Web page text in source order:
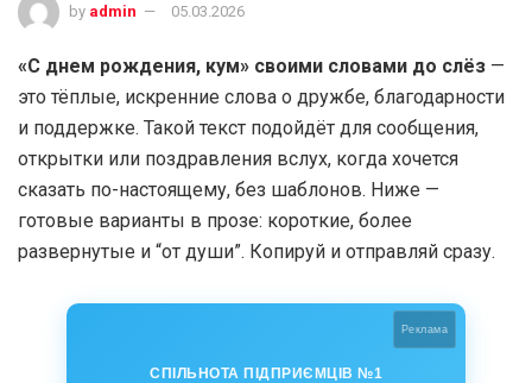
by admin 05.03.2026
«С днем рождения, кум» своими словами до слёз —
это тёплые, искренние слова о дружбе, благодарности
и поддержке. Такой текст подойдёт для сообщения,
открытки или поздравления вслух, когда хочется
сказать по-настоящему, без шаблонов. Ниже —
готовые варианты в прозе: короткие, более
развернутые и “от души”. Копируй и отправляй сразу.
Реклама
СПІЛЬНОТА ПІДПРИЄМЦІВ №1